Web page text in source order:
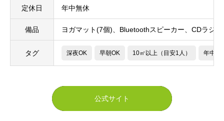
定休日 年中無休
備品 ヨガマット(7個)、Bluetoothスピーカー、CDラジ
タグ 深夜OK 早朝OK 10㎡以上（目安1人） 年中無
公式サイト